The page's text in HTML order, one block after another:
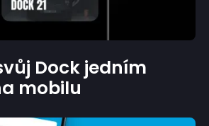
Dock jedním
mobilu